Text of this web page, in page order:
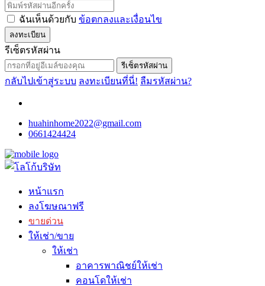
ฉันเห็นด้วยกับ ข้อตกลงและเงื่อนไข
ลงทะเบียน
รีเซ็ตรหัสผ่าน
รีเซ็ตรหัสผ่าน
กลับไปเข้าสู่ระบบ ลงทะเบียนที่นี่! ลืมรหัสผ่าน?
huahinhome2022@gmail.com
0661424424
หน้าแรก
ลงโฆษณาฟรี
ขายด่วน
ให้เช่า/ขาย
ให้เช่า
อาคารพาณิชย์ให้เช่า
คอนโดให้เช่า